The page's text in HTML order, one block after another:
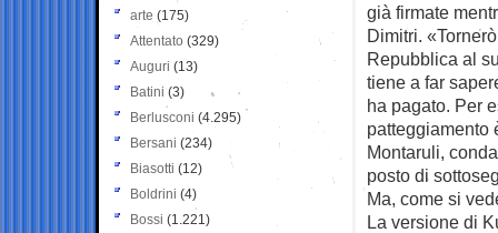
già firmate
Dimitri.
Repubblica al
tiene a far
ha pagato. Per
patteggiamento
Montaruli,
posto di
Ma, come si
La versione di
arte (175)
Attentato (329)
Auguri (13)
Batini (3)
Berlusconi (4.295)
Bersani (234)
Biasotti (12)
Boldrini (4)
Bossi (1.221)